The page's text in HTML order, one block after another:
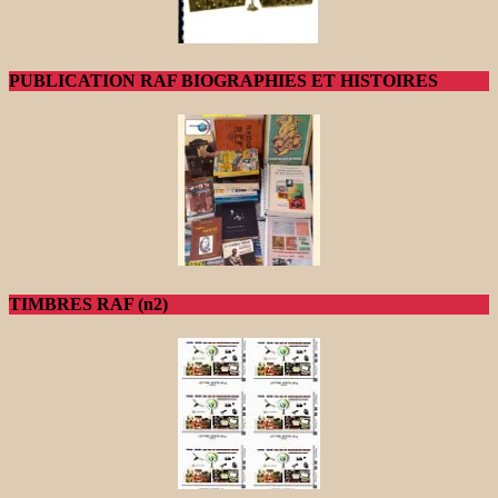
PUBLICATION RAF BIOGRAPHIES ET HISTOIRES
TIMBRES RAF (n2)